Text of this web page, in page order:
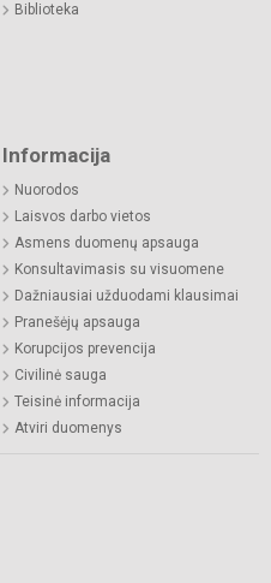
Biblioteka
Informacija
Nuorodos
Laisvos darbo vietos
Asmens duomenų apsauga
Konsultavimasis su visuomene
Dažniausiai užduodami klausimai
Pranešėjų apsauga
Korupcijos prevencija
Civilinė sauga
Teisinė informacija
Atviri duomenys